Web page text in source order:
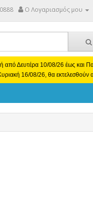
Ο Λογαριασμός μου
από Δευτέρα 10/08/26 έως και
16/08/26, θα εκτελεσθούν